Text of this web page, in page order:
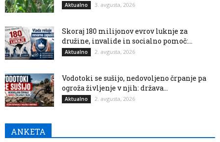
Aktualno 3. avgusta, 2026
Skoraj 180 milijonov evrov luknje za
družine, invalide in socialno pomoč:...
Aktualno 2. avgusta, 2026
Vodotoki se sušijo, nedovoljeno črpanje pa
ogroža življenje v njih: država...
Aktualno 2. avgusta, 2026
ANKETA